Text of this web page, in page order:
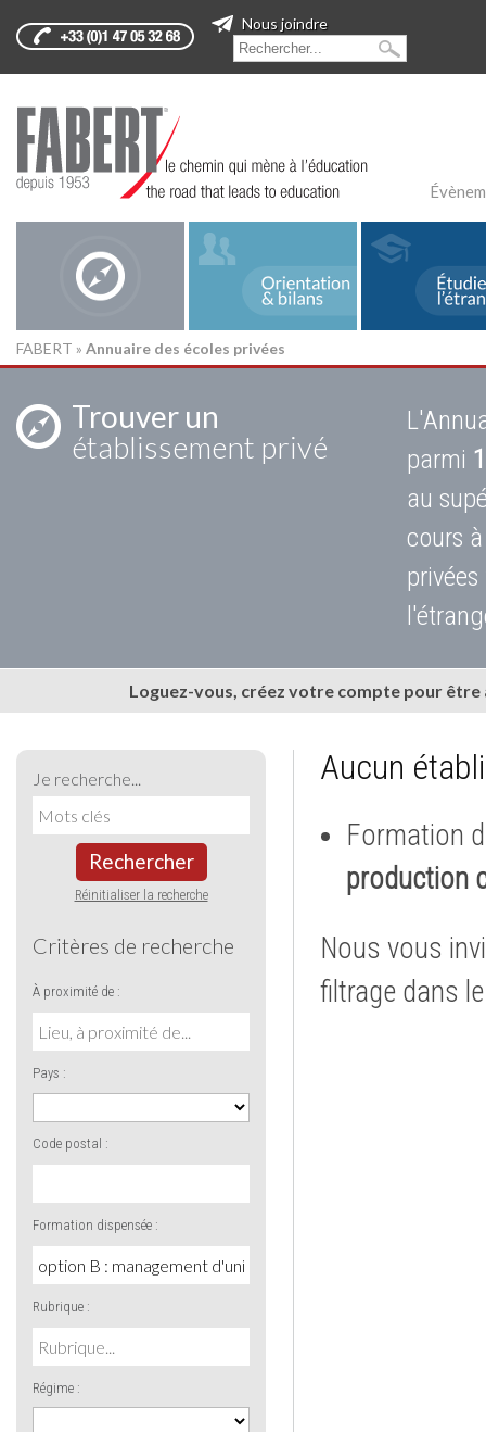
Nous joindre
FABERT » Annuaire des écoles privées
Trouver un
établissement privé
parmi
au
cours
Loguez-vous, créez votre compte pour
Je recherche...
Rechercher
Réinitialiser la recherche
Critères de recherche
À proximité de :
Pays :
Code postal :
Formation dispensée :
Rubrique :
Régime :
Aucun
Formation
production
Nous vous
filtrage dans